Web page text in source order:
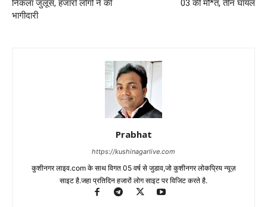
निकला जुलूस, हजारों लोगों ने की
भागीदारी
03 की मौ*त, तीन घायल
Prabhat
https://kushinagarlive.com
कुशीनगर लाइव.com के साथ विगत 05 वर्ष से जुडाव,जो कुशीनगर लोकप्रिय न्यूज़
साइट है.जहा प्रतिदिन हजारों लोग साइट पर विजिट करते है.